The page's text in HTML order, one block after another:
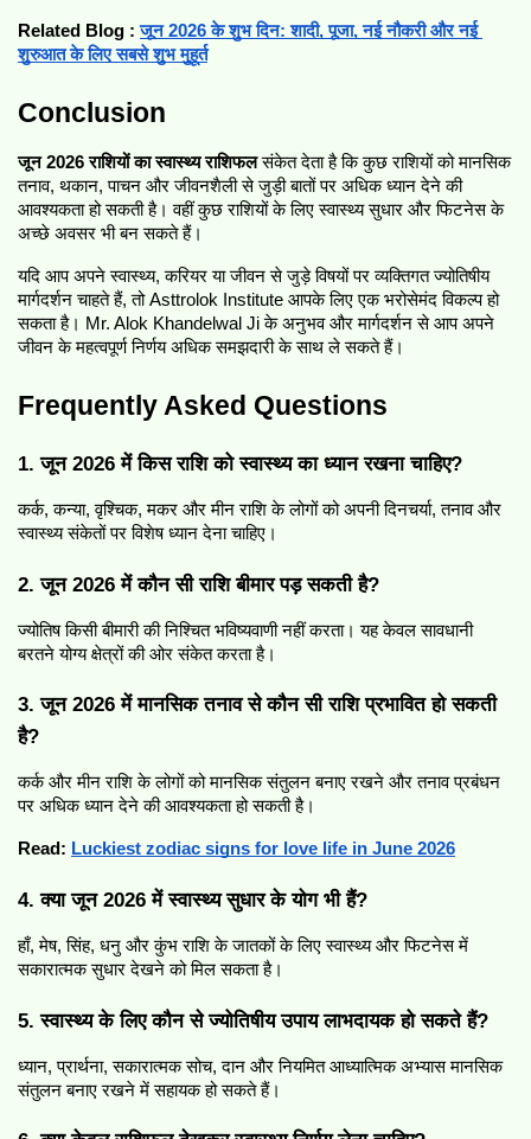
Related Blog : जून 2026 के शुभ दिन: शादी, पूजा, नई नौकरी और नई
शुरुआत के लिए सबसे शुभ मुहूर्त
Conclusion
जून 2026 राशियों का स्वास्थ्य राशिफल संकेत देता है कि कुछ राशियों को मानसिक
तनाव, थकान, पाचन और जीवनशैली से जुड़ी बातों पर अधिक ध्यान देने की
आवश्यकता हो सकती है। वहीं कुछ राशियों के लिए स्वास्थ्य सुधार और फिटनेस के
अच्छे अवसर भी बन सकते हैं।
यदि आप अपने स्वास्थ्य, करियर या जीवन से जुड़े विषयों पर व्यक्तिगत ज्योतिषीय
मार्गदर्शन चाहते हैं, तो Asttrolok Institute आपके लिए एक भरोसेमंद विकल्प हो
सकता है। Mr. Alok Khandelwal Ji के अनुभव और मार्गदर्शन से आप अपने
जीवन के महत्वपूर्ण निर्णय अधिक समझदारी के साथ ले सकते हैं।
Frequently Asked Questions
1. जून 2026 में किस राशि को स्वास्थ्य का ध्यान रखना चाहिए?
कर्क, कन्या, वृश्चिक, मकर और मीन राशि के लोगों को अपनी दिनचर्या, तनाव और
स्वास्थ्य संकेतों पर विशेष ध्यान देना चाहिए।
2. जून 2026 में कौन सी राशि बीमार पड़ सकती है?
ज्योतिष किसी बीमारी की निश्चित भविष्यवाणी नहीं करता। यह केवल सावधानी
बरतने योग्य क्षेत्रों की ओर संकेत करता है।
3. जून 2026 में मानसिक तनाव से कौन सी राशि प्रभावित हो सकती
है?
कर्क और मीन राशि के लोगों को मानसिक संतुलन बनाए रखने और तनाव प्रबंधन
पर अधिक ध्यान देने की आवश्यकता हो सकती है।
Read: Luckiest zodiac signs for love life in June 2026
4. क्या जून 2026 में स्वास्थ्य सुधार के योग भी हैं?
हाँ, मेष, सिंह, धनु और कुंभ राशि के जातकों के लिए स्वास्थ्य और फिटनेस में
सकारात्मक सुधार देखने को मिल सकता है।
5. स्वास्थ्य के लिए कौन से ज्योतिषीय उपाय लाभदायक हो सकते हैं?
ध्यान, प्रार्थना, सकारात्मक सोच, दान और नियमित आध्यात्मिक अभ्यास मानसिक
संतुलन बनाए रखने में सहायक हो सकते हैं।